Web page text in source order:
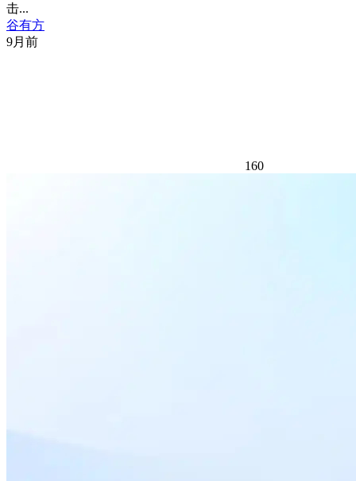
击...
谷有方
9月前
160